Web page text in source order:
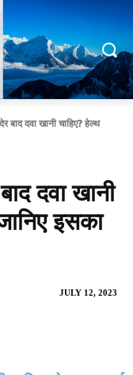
बाद दवा खानी चाहिए? हेल्थ
दवा खानी
इसका
JULY 12, 2023